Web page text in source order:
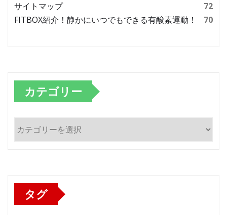
サイトマップ
72
FITBOX紹介！静かにいつでもできる有酸素運動！
70
カテゴリー
テ
タグ